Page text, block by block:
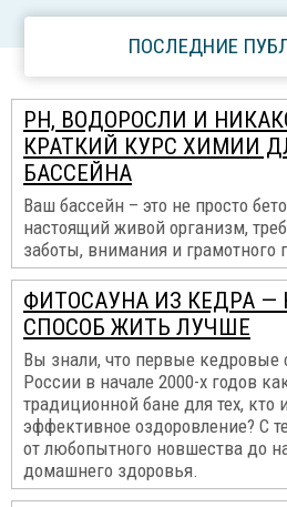
ПОСЛЕДНИЕ
PH, ВОДОРОСЛИ И
КРАТКИЙ КУРС ХИМИИ
БАССЕЙНА
Ваш бассейн – это не просто
настоящий живой организм,
заботы, внимания и грамотного
ФИТОСАУНА ИЗ КЕДРА —
СПОСОБ ЖИТЬ ЛУЧШЕ
Вы знали, что первые кедровые
России в начале 2000-х годов
традиционной бане для тех, кто
эффективное оздоровление? С
от любопытного новшества до
домашнего здоровья.